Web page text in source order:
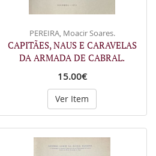
PEREIRA, Moacir Soares.
CAPITÃES, NAUS E CARAVELAS
DA ARMADA DE CABRAL.
15.00€
Ver Item